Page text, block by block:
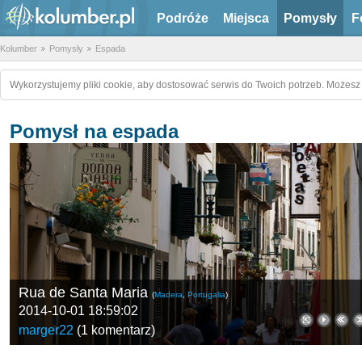
Podróże Miejsca Pomysły
Kolumber Pomysły Espada
Wykorzystujemy pliki cookie, aby dostosować serwis do Twoich potrzeb.
Pomysł na espada
Rua de Santa Maria (Madera Portugalia)
2014-10-01 18:59:02
marger22 (1 komentarz)